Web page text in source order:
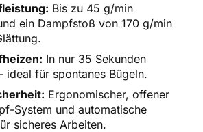
Bis zu 45 g/min
ein Dampfstoß von 170 g/min
In nur 35 Sekunden
ideal für spontanes Bügeln.
Ergonomischer, offener
System und automatische
sicheres Arbeiten.